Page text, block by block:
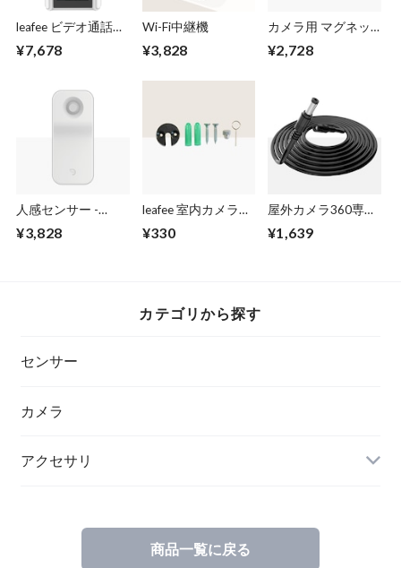
leafee ビデオ通話カ
¥7,678
Wi-Fi中継機
¥3,828
カメラ用 マグネッ
¥2,728
人感センサー -
¥3,828
leafee 室内カメラ
¥330
屋外カメラ360専用
¥1,639
カテゴリから探す
センサー
カメラ
アクセサリ
商品一覧に戻る